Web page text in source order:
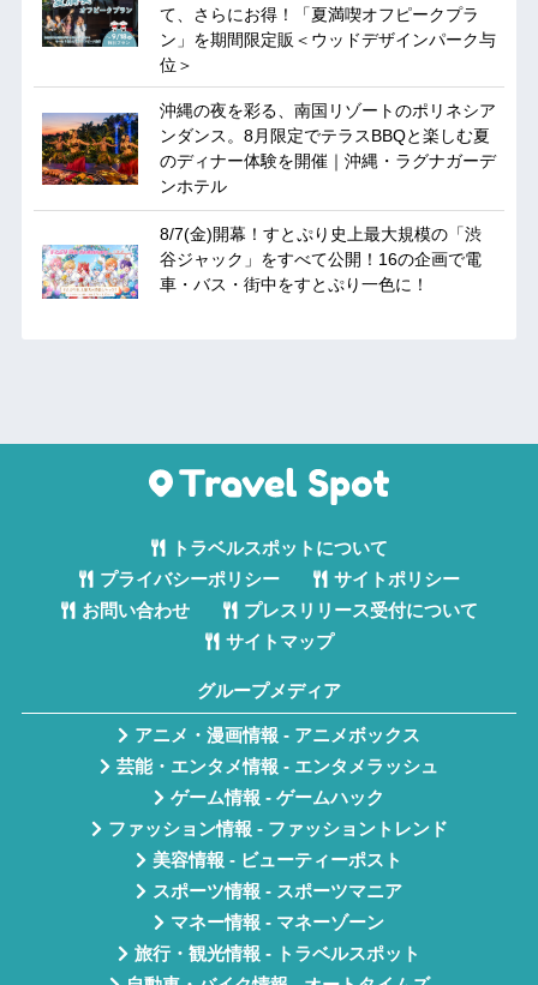
て、さらにお得！「夏満喫オフピークプラ
ン」を期間限定販＜ウッドデザインパーク与
位＞
沖縄の夜を彩る、南国リゾートのポリネシア
ンダンス。8月限定でテラスBBQと楽しむ夏
のディナー体験を開催｜沖縄・ラグナガーデ
ンホテル
8/7(金)開幕！すとぷり史上最大規模の「渋
谷ジャック」をすべて公開！16の企画で電
車・バス・街中をすとぷり一色に！
トラベルスポットについて
プライバシーポリシー
サイトポリシー
お問い合わせ
プレスリリース受付について
サイトマップ
グループメディア
アニメ・漫画情報 - アニメボックス
芸能・エンタメ情報 - エンタメラッシュ
ゲーム情報 - ゲームハック
ファッション情報 - ファッショントレンド
美容情報 - ビューティーポスト
スポーツ情報 - スポーツマニア
マネー情報 - マネーゾーン
旅行・観光情報 - トラベルスポット